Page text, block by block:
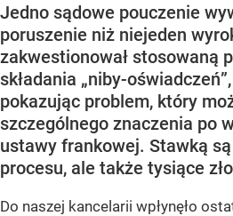
Jedno sądowe pouczenie
poruszenie niż niejeden
zakwestionował stosowaną
składania „niby-
pokazując problem, który
szczególnego znaczenia po
ustawy frankowej. Stawką
procesu, ale także tysiące
Do naszej kancelarii wpłynęło